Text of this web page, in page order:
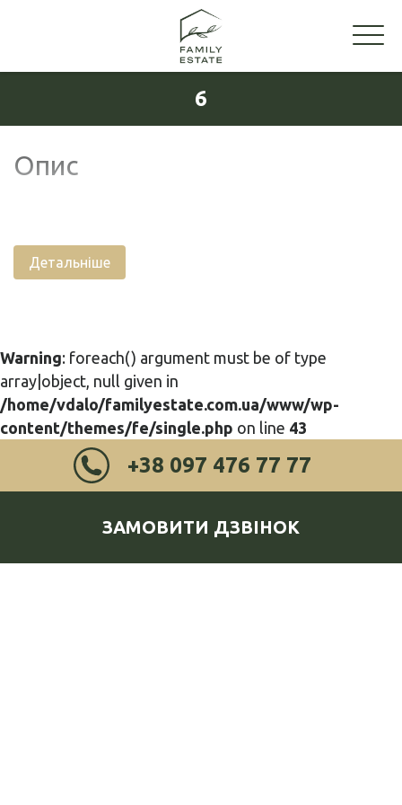
6
Опис
Детальніше
Warning: foreach() argument must be of type
array|object, null given in
/home/vdalo/familyestate.com.ua/www/wp-
content/themes/fe/single.php on line 43
+38 097 476 77 77
ЗАМОВИТИ ДЗВІНОК